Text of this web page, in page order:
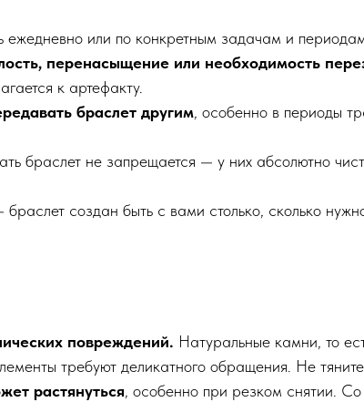
или по конкретным задачам и
перенасыщение или необходимость
к артефакту.
браслет другим, особенно в периоды
браслет не запрещается — у них абсолютно
браслет создан быть с вами столько, сколько
повреждений. Натуральные камни, то
требуют деликатного обращения. Не
растянуться, особенно при резком снятии.